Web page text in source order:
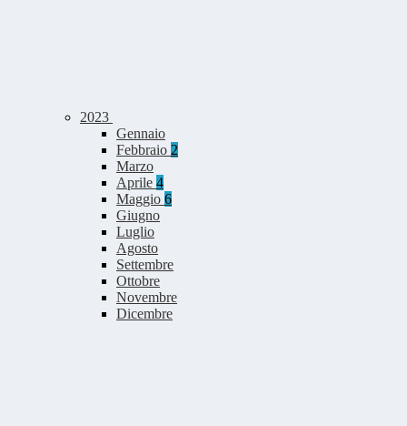
2023
Gennaio
Febbraio 2
Marzo
Aprile 4
Maggio 6
Giugno
Luglio
Agosto
Settembre
Ottobre
Novembre
Dicembre